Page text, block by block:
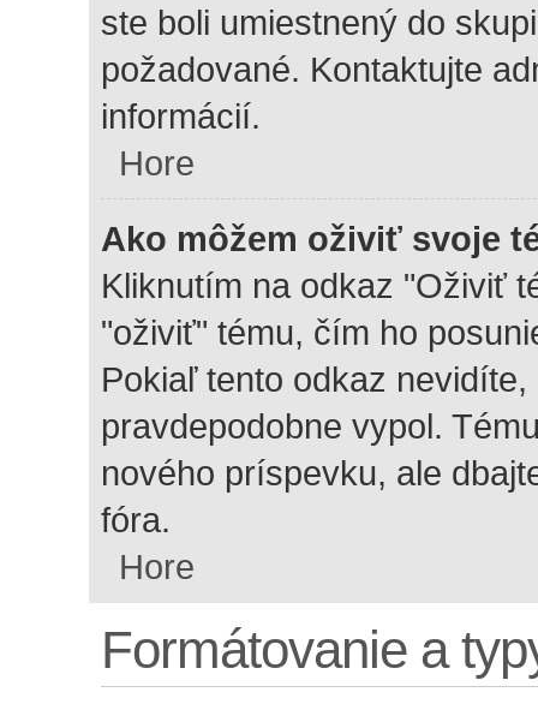
ste boli umiestnený do
požadované. Kontaktujte
informácií.
Hore
Ako môžem oživiť svoje
Kliknutím na odkaz "Oživiť
"oživiť" tému, čím ho
Pokiaľ tento odkaz
pravdepodobne vypol.
nového príspevku, ale
fóra.
Hore
Formátovanie a